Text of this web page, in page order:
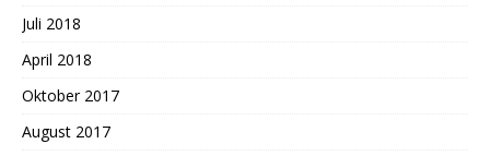
Juli 2018
April 2018
Oktober 2017
August 2017